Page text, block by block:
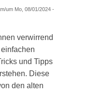
um Mo, 08/01/2024 -
verwirrend
und Tipps
Diese
den alten